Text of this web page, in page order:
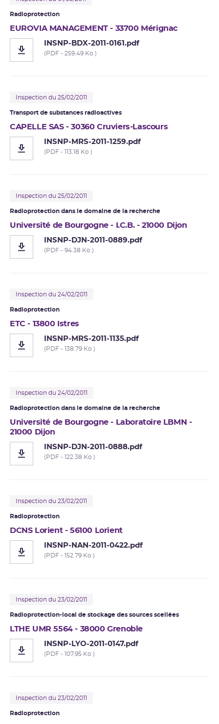
Radioprotection
EUROVIA MANAGEMENT - 33700 Mérignac
INSNP-BDX-2011-0161.pdf
(PDF - 259.49 Ko )
Inspection du 25/02/2011
Transport de substances radioactives
CAPELLE SAS - 30360 Cruviers-Lascours
INSNP-MRS-2011-1259.pdf
(PDF - 113.18 Ko )
Inspection du 25/02/2011
Radioprotection dans le domaine de la recherche
Université de Bourgogne - I.C.B. - 21000 Dijon
INSNP-DJN-2011-0889.pdf
(PDF - 94.38 Ko )
Inspection du 24/02/2011
Radioprotection
ETC - 13800 Istres
INSNP-MRS-2011-1135.pdf
(PDF - 138.79 Ko )
Inspection du 24/02/2011
Radioprotection dans le domaine de la recherche
Université de Bourgogne - Laboratoire LBMN -
21000 Dijon
INSNP-DJN-2011-0888.pdf
(PDF - 122.38 Ko )
Inspection du 23/02/2011
Radioprotection
DCNS Lorient - 56100 Lorient
INSNP-NAN-2011-0422.pdf
(PDF - 152.79 Ko )
Inspection du 23/02/2011
Radioprotection-local de stockage des sources scellées
LTHE UMR 5564 - 38000 Grenoble
INSNP-LYO-2011-0147.pdf
(PDF - 107.95 Ko )
Inspection du 23/02/2011
Radioprotection